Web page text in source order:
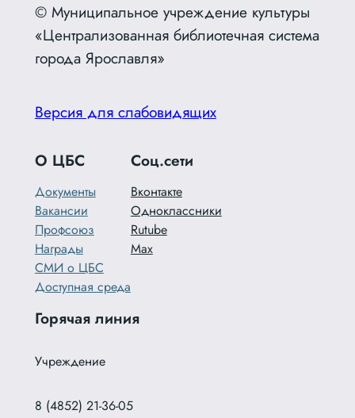
© Муниципальное учреждение культуры
«Централизованная библиотечная система
города Ярославля»
Версия для слабовидящих
О ЦБС
Документы
Вакансии
Профсоюз
Награды
СМИ о ЦБС
Доступная среда
Соц.сети
Вконтакте
Одноклассники
Rutube
Max
Горячая линия
Учреждение
8 (4852) 21-36-05